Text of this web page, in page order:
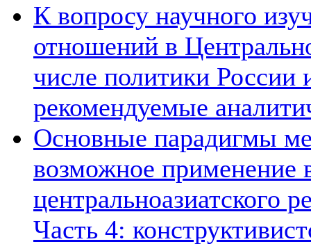
К вопросу научного
отношений в
числе политики России
рекомендуемые
Основные парадигмы
возможное применение
центральноазиатского
Часть 4: